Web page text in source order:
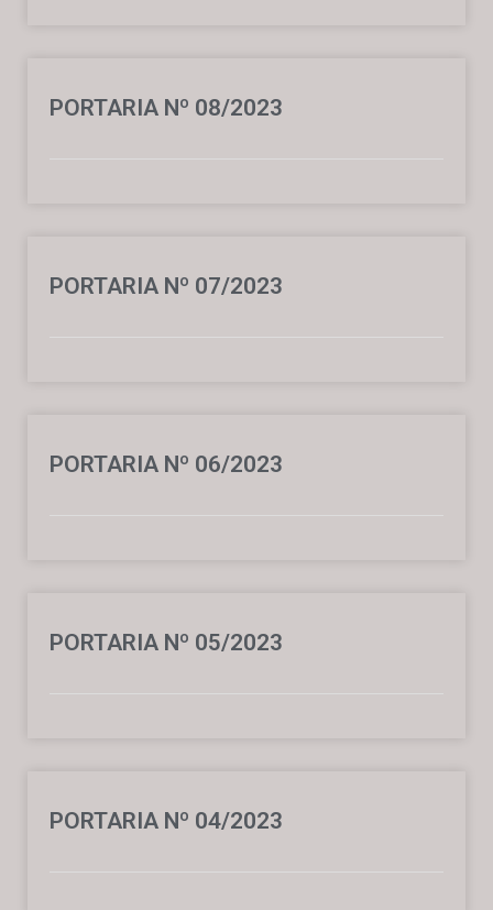
PORTARIA Nº 08/2023
PORTARIA Nº 07/2023
PORTARIA Nº 06/2023
PORTARIA Nº 05/2023
PORTARIA Nº 04/2023